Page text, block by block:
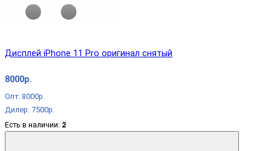
Дисплей iPhone 11 Pro оригинал снятый
8000р.
Опт: 8000р.
Дилер: 7500р.
Есть в наличии: 2